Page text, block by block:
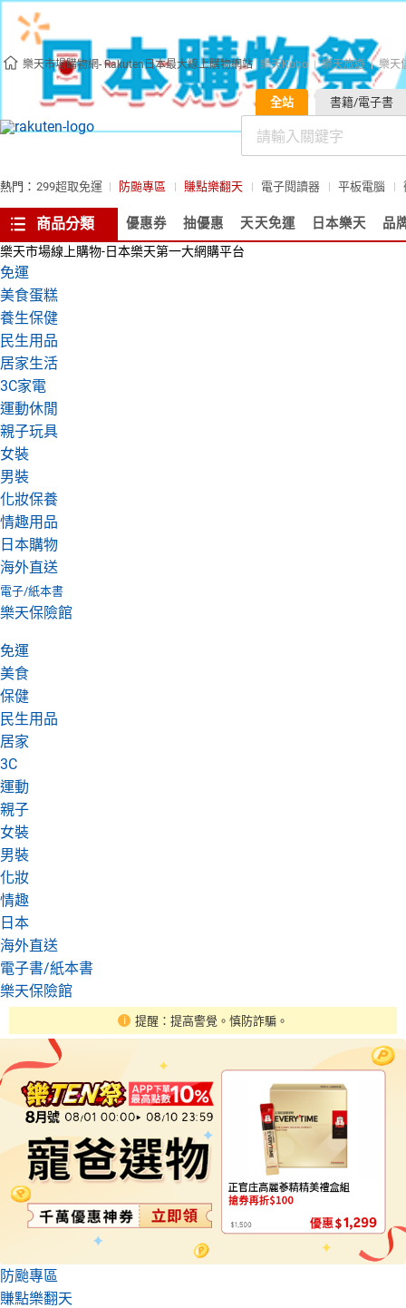
樂天市場購物網- Rakuten日本最大線上購物網站 樂天Kobo 樂天旅遊 樂天
全站 書籍/電子書
熱門： 299超取免運 防颱專區 賺點樂翻天 電子閱讀器 平板電腦
商品分類 優惠券 抽優惠 天天免運 日本樂天 品
樂天市場線上購物-日本樂天第一大網購平台
免運
美食蛋糕
養生保健
民生用品
居家生活
3C家電
運動休閒
親子玩具
女裝
男裝
化妝保養
情趣用品
日本購物
海外直送
電子/紙本書
樂天保險館
免運
美食
保健
民生用品
居家
3C
運動
親子
女裝
男裝
化妝
情趣
日本
海外直送
電子書/紙本書
樂天保險館
提醒：提高警覺。慎防詐騙。
防颱專區
賺點樂翻天